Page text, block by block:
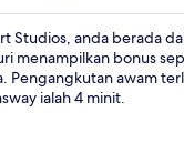
Studios, anda berada
menampilkan bonus
awam
ialah 4 minit.